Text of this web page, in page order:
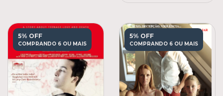
5% OFF
COMPRANDO 6 OU MAIS
5% OFF
COMPRANDO 6 OU MAIS